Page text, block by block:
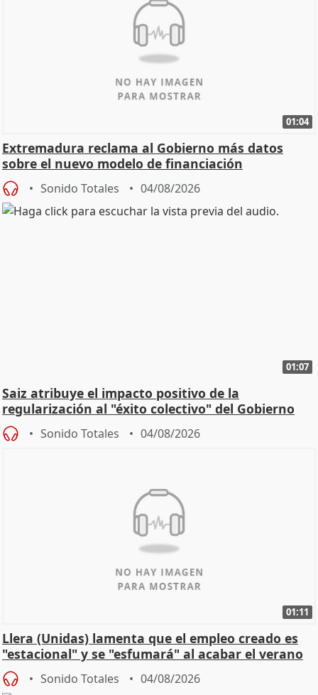
01:04
Extremadura reclama al Gobierno más datos
sobre el nuevo modelo de financiación
Sonido Totales 04/08/2026
01:07
Saiz atribuye el impacto positivo de la
regularización al "éxito colectivo" del Gobierno
Sonido Totales 04/08/2026
01:11
Llera (Unidas) lamenta que el empleo creado es
"estacional" y se "esfumará" al acabar el verano
Sonido Totales 04/08/2026